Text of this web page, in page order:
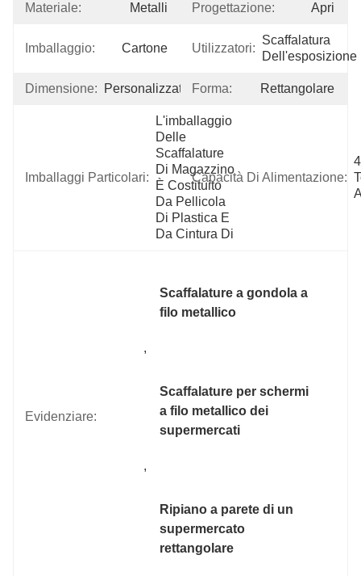
Materiale: Metalli Progettazione: Apri
Imballaggio: Cartone Utilizzatori:
Scaffalatura
Dell'esposizione
Dimensione: Personalizzato Forma: Rettangolare
Imballaggi Particolari:
L'imballaggio
Delle
Scaffalature
Di Magazzino
È Costituito
Da Pellicola
Di Plastica E
Capacità Di Alimentazione:
Evidenziare:
Scaffalature a gondola a
filo metallico
,
Scaffalature per schermi
a filo metallico dei
supermercati
,
Ripiano a parete di un
supermercato
rettangolare